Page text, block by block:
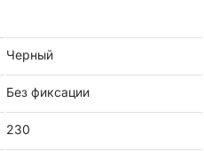
(напряжение 220В)
Черный
Без фиксации
230